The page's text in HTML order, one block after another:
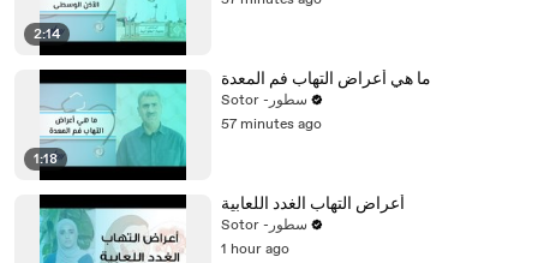
2:14
1:18
ما هي أعراض التهاب فم المعدة
Sotor -سطور
57 minutes ago
أعراض التهاب الغدد اللعابية
Sotor -سطور
1 hour ago